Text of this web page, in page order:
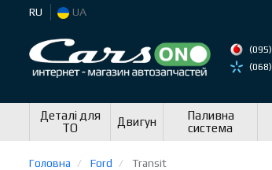
RU UA
(095)
(068)
Деталі для
ТО
Двигун
Паливна
система
Головна Ford Transit